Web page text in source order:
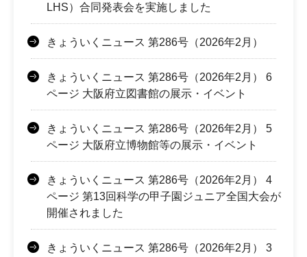
LHS）合同発表会を実施しました
きょういくニュース 第286号（2026年2月）
きょういくニュース 第286号（2026年2月） 6
ページ 大阪府立図書館の展示・イベント
きょういくニュース 第286号（2026年2月） 5
ページ 大阪府立博物館等の展示・イベント
きょういくニュース 第286号（2026年2月） 4
ページ 第13回科学の甲子園ジュニア全国大会が
開催されました
きょういくニュース 第286号（2026年2月） 3